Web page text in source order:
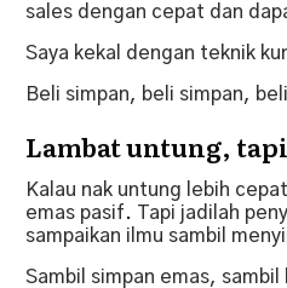
sales dengan cepat dan
Saya kekal dengan teknik
Beli simpan, beli simpan,
Lambat untung,
Kalau nak untung lebih
emas pasif. Tapi jadilah
sampaikan ilmu sambil
Sambil simpan emas,